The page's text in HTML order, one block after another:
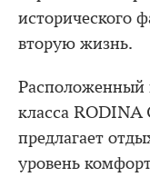
исторического
вторую жизнь.
Расположенный
класса
предлагает
уровень